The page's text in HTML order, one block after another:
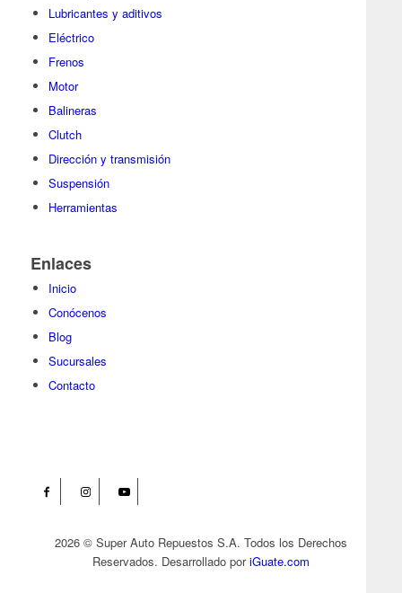
Lubricantes y aditivos
Eléctrico
Frenos
Motor
Balineras
Clutch
Dirección y transmisión
Suspensión
Herramientas
Enlaces
Inicio
Conócenos
Blog
Sucursales
Contacto
2026 © Super Auto Repuestos S.A. Todos los Derechos
Reservados. Desarrollado poriGuate.com